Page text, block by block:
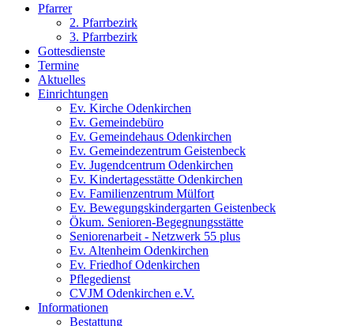
Pfarrer
2. Pfarrbezirk
3. Pfarrbezirk
Gottesdienste
Termine
Aktuelles
Einrichtungen
Ev. Kirche Odenkirchen
Ev. Gemeindebüro
Ev. Gemeindehaus Odenkirchen
Ev. Gemeindezentrum Geistenbeck
Ev. Jugendcentrum Odenkirchen
Ev. Kindertagesstätte Odenkirchen
Ev. Familienzentrum Mülfort
Ev. Bewegungskindergarten Geistenbeck
Ökum. Senioren-Begegnungsstätte
Seniorenarbeit - Netzwerk 55 plus
Ev. Altenheim Odenkirchen
Ev. Friedhof Odenkirchen
Pflegedienst
CVJM Odenkirchen e.V.
Informationen
Bestattung